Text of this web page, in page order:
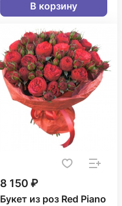
В корзину
8 150 ₽
Букет из роз Red Piano